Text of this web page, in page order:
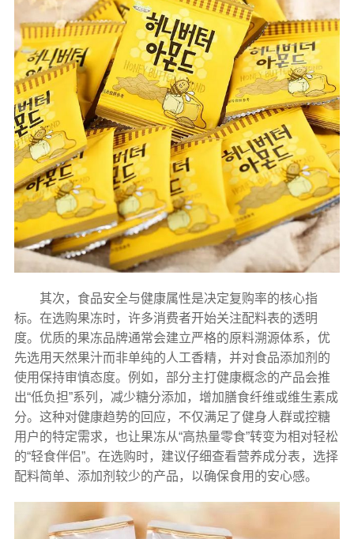
其次，食品安全与健康属性是决定复购率的核心指
标。在选购果冻时，许多消费者开始关注配料表的透明
度。优质的果冻品牌通常会建立严格的原料溯源体系，优
先选用天然果汁而非单纯的人工香精，并对食品添加剂的
使用保持审慎态度。例如，部分主打健康概念的产品会推
出“低负担”系列，减少糖分添加，增加膳食纤维或维生素成
分。这种对健康趋势的回应，不仅满足了健身人群或控糖
用户的特定需求，也让果冻从“高热量零食”转变为相对轻松
的“轻食伴侣”。在选购时，建议仔细查看营养成分表，选择
配料简单、添加剂较少的产品，以确保食用的安心感。